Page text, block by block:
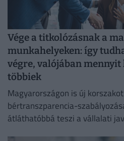
Vége a titkolózásnak a
munkahelyeken: így
végre, valójában mennyit
többiek
Magyarországon is új
bértranszparencia-
átláthatóbbá teszi a vállalati